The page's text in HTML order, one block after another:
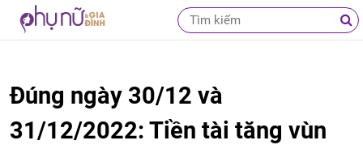
Đúng ngày 30/12 và
31/12/2022: Tiền tài tăng vùn